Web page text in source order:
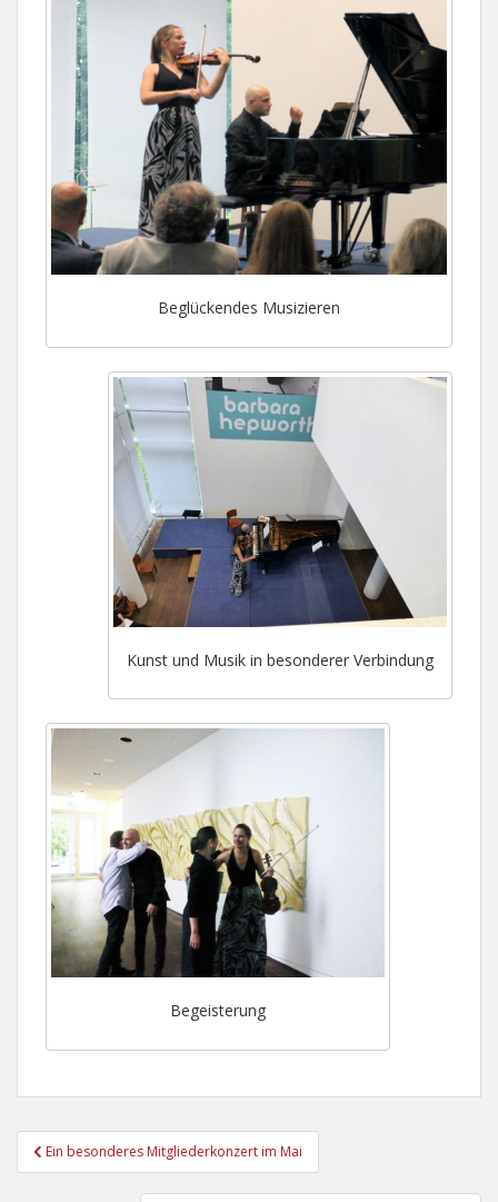
Beglückendes Musizieren
Kunst und Musik in besonderer Verbindung
Begeisterung
Beitragsnavigation
Ein besonderes Mitgliederkonzert im Mai